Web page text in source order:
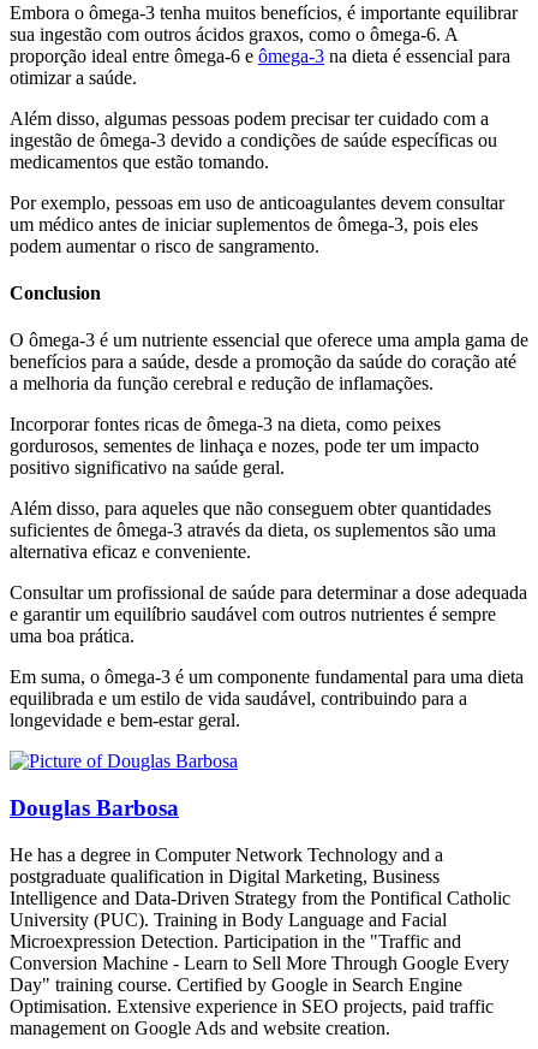
Embora o ômega-3 tenha muitos benefícios, é importante equilibrar
sua ingestão com outros ácidos graxos, como o ômega-6. A
proporção ideal entre ômega-6 e ômega-3 na dieta é essencial para
otimizar a saúde.
Além disso, algumas pessoas podem precisar ter cuidado com a
ingestão de ômega-3 devido a condições de saúde específicas ou
medicamentos que estão tomando.
Por exemplo, pessoas em uso de anticoagulantes devem consultar
um médico antes de iniciar suplementos de ômega-3, pois eles
podem aumentar o risco de sangramento.
Conclusion
O ômega-3 é um nutriente essencial que oferece uma ampla gama de
benefícios para a saúde, desde a promoção da saúde do coração até
a melhoria da função cerebral e redução de inflamações.
Incorporar fontes ricas de ômega-3 na dieta, como peixes
gordurosos, sementes de linhaça e nozes, pode ter um impacto
positivo significativo na saúde geral.
Além disso, para aqueles que não conseguem obter quantidades
suficientes de ômega-3 através da dieta, os suplementos são uma
alternativa eficaz e conveniente.
Consultar um profissional de saúde para determinar a dose adequada
e garantir um equilíbrio saudável com outros nutrientes é sempre
uma boa prática.
Em suma, o ômega-3 é um componente fundamental para uma dieta
equilibrada e um estilo de vida saudável, contribuindo para a
longevidade e bem-estar geral.
Douglas Barbosa
He has a degree in Computer Network Technology and a
postgraduate qualification in Digital Marketing, Business
Intelligence and Data-Driven Strategy from the Pontifical Catholic
University (PUC). Training in Body Language and Facial
Microexpression Detection. Participation in the "Traffic and
Conversion Machine - Learn to Sell More Through Google Every
Day" training course. Certified by Google in Search Engine
Optimisation. Extensive experience in SEO projects, paid traffic
management on Google Ads and website creation.